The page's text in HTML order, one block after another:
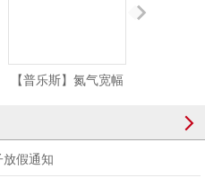
【普乐斯】氮气宽幅
光去毛刺设
放假通知